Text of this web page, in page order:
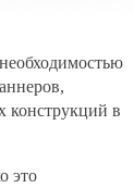
конструкций в
это